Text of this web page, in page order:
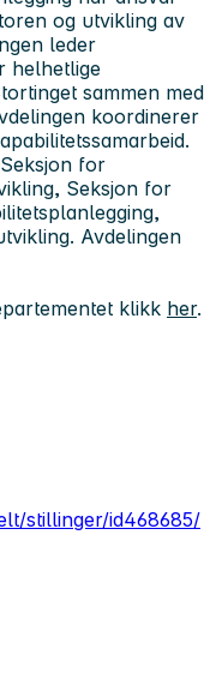
og utvikling av
leder
helhetlige
sammen med
koordinerer
for
Seksjon for
Avdelingen
klikk her.
stillinger/id468685/